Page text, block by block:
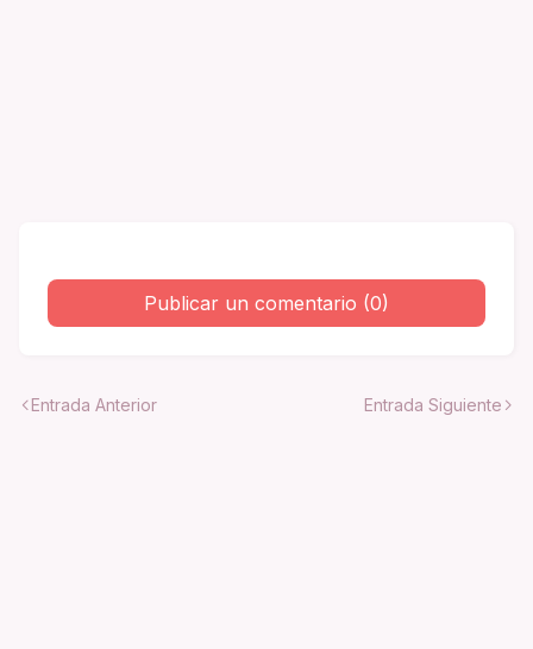
Publicar un comentario (0)
Entrada Anterior Entrada Siguiente